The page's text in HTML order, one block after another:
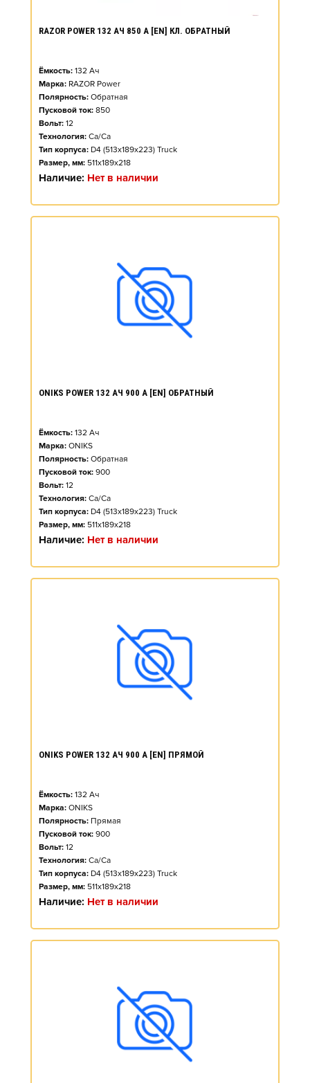
RAZOR POWER 132 АЧ 850 А [EN] КЛ. ОБРАТНЫЙ
Ёмкость: 132 Ач
Марка: RAZOR Power
Полярность: Обратная
Пусковой ток: 850
Вольт: 12
Технология: Ca/Ca
Тип корпуса: D4 (513x189x223) Truck
Размер, мм: 511x189x218
Наличие: Нет в наличии
ONIKS POWER 132 АЧ 900 А [EN] ОБРАТНЫЙ
Ёмкость: 132 Ач
Марка: ONIKS
Полярность: Обратная
Пусковой ток: 900
Вольт: 12
Технология: Ca/Ca
Тип корпуса: D4 (513x189x223) Truck
Размер, мм: 511x189x218
Наличие: Нет в наличии
ONIKS POWER 132 АЧ 900 А [EN] ПРЯМОЙ
Ёмкость: 132 Ач
Марка: ONIKS
Полярность: Прямая
Пусковой ток: 900
Вольт: 12
Технология: Ca/Ca
Тип корпуса: D4 (513x189x223) Truck
Размер, мм: 511x189x218
Наличие: Нет в наличии